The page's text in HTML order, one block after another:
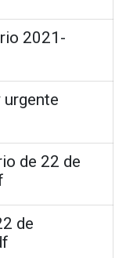
2021-
de 22 de
de